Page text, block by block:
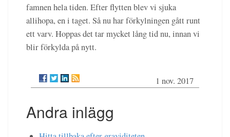
famnen hela tiden. Efter flytten blev vi sjuka
allihopa, en i taget. Så nu har förkylningen gått runt
ett varv. Hoppas det tar mycket lång tid nu, innan vi
blir förkylda på nytt.
1 nov. 2017
Andra inlägg